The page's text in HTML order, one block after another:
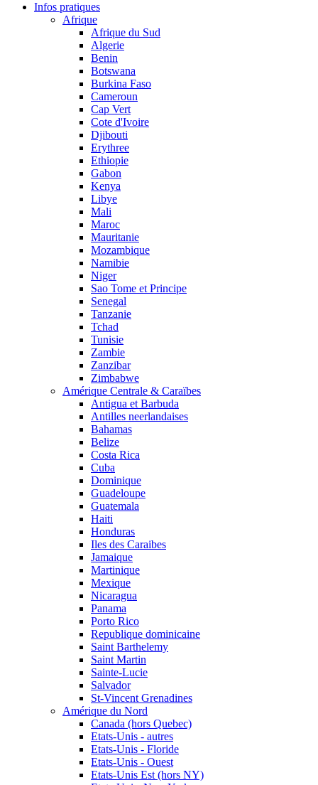
Infos pratiques
Afrique
Afrique du Sud
Algerie
Benin
Botswana
Burkina Faso
Cameroun
Cap Vert
Cote d'Ivoire
Djibouti
Erythree
Ethiopie
Gabon
Kenya
Libye
Mali
Maroc
Mauritanie
Mozambique
Namibie
Niger
Sao Tome et Principe
Senegal
Tanzanie
Tchad
Tunisie
Zambie
Zanzibar
Zimbabwe
Amérique Centrale & Caraïbes
Antigua et Barbuda
Antilles neerlandaises
Bahamas
Belize
Costa Rica
Cuba
Dominique
Guadeloupe
Guatemala
Haiti
Honduras
Iles des Caraibes
Jamaique
Martinique
Mexique
Nicaragua
Panama
Porto Rico
Republique dominicaine
Saint Barthelemy
Saint Martin
Sainte-Lucie
Salvador
St-Vincent Grenadines
Amérique du Nord
Canada (hors Quebec)
Etats-Unis - autres
Etats-Unis - Floride
Etats-Unis - Ouest
Etats-Unis Est (hors NY)